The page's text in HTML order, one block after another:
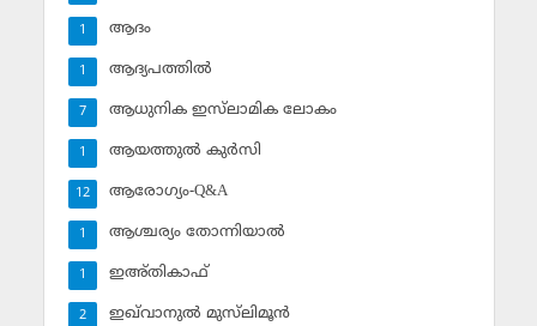
ആദം
1
ആദ്യപത്തില്‍
1
ആധുനിക ഇസ്‌ലാമിക ലോകം
7
ആയത്തുല്‍ കുര്‍സി
1
ആരോഗ്യം-Q&A
12
ആശ്ചര്യം തോന്നിയാല്‍
1
ഇഅ്തികാഫ്‌
1
ഇഖ്‌വാനുല്‍ മുസ്‌ലിമൂന്‍
2